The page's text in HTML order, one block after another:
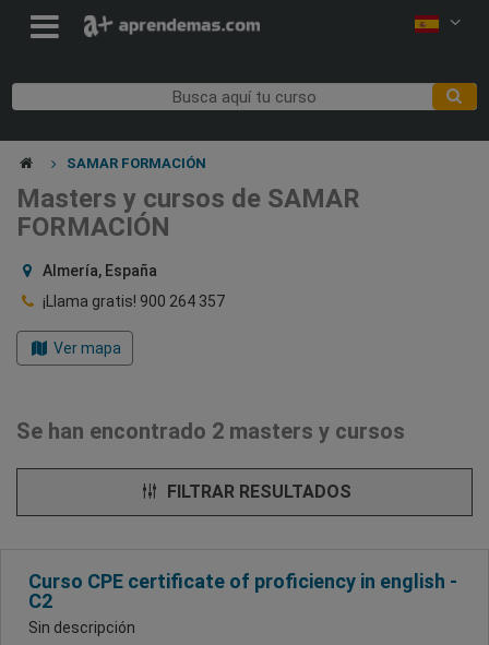
SAMAR FORMACIÓN
Masters y cursos de SAMAR
FORMACIÓN
Almería, España
¡Llama gratis! 900 264 357
Ver mapa
Se han encontrado 2 masters y cursos
FILTRAR RESULTADOS
Curso CPE certificate of proficiency in english -
C2
Sin descripción